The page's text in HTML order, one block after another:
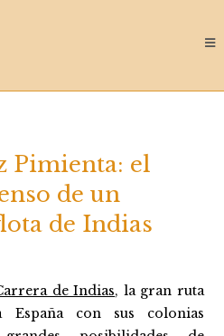
Pimienta: el
de un
de Indias
de Indias, la gran ruta
con sus colonias